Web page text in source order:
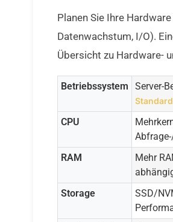
Planen Sie Ihre
Datenwachstum, I/O).
Übersicht zu Hardware-
Betriebssystem Server-
Standard
CPU
RAM
Mehr
Storage
SSD/